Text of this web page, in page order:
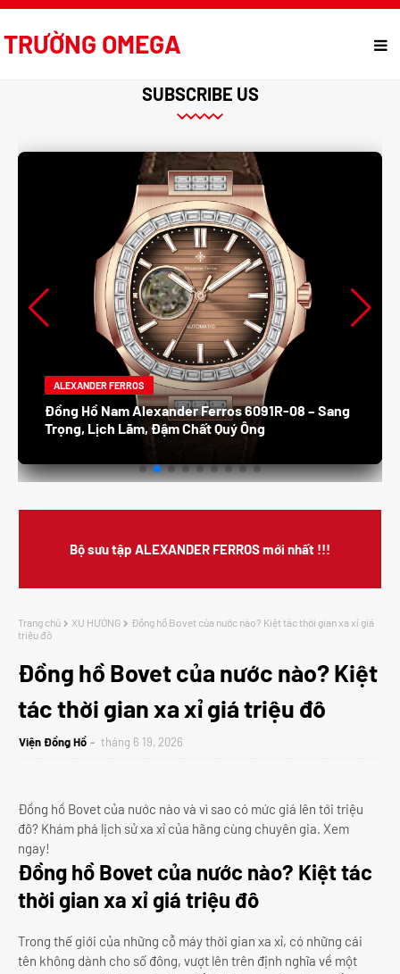
TRƯỜNG OMEGA
SUBSCRIBE US
ALEXANDER FERROS
Đồng Hồ Nam Alexander Ferros 8132S /05 –
Thanh Lịch, Sang Trọng, Đẳng Cấp Doanh Nhân
Bộ sưu tập ALEXANDER FERROS mới nhất !!!
Trang chủ XU HƯỚNG
Đồng hồ Bovet của nước nào? Kiệt tác thời gian xa xỉ giá
triệu đô
Đồng hồ Bovet của nước nào? Kiệt
tác thời gian xa xỉ giá triệu đô
Viện Đồng Hồ tháng 6 19, 2026
Đồng hồ Bovet của nước nào và vì sao có mức giá lên tới triệu
đô? Khám phá lịch sử xa xỉ của hãng cùng chuyên gia. Xem
ngay!
Đồng hồ Bovet của nước nào? Kiệt tác
thời gian xa xỉ giá triệu đô
Trong thế giới của những cỗ máy thời gian xa xỉ, có những cái
tên không dành cho số đông, vượt lên trên định nghĩa về một